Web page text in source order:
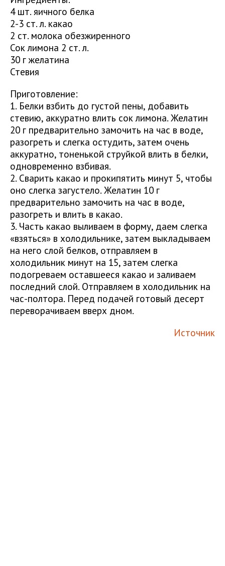
4 шт. яичного белка
2-3 ст. л. какао
2 ст. молока обезжиренного
Сок лимона 2 ст. л.
30 г желатина
Стевия
Приготовление:
1. Белки взбить до густой пены, добавить
стевию, аккуратно влить сок лимона. Желатин
20 г предварительно замочить на час в воде,
разогреть и слегка остудить, затем очень
аккуратно, тоненькой струйкой влить в белки,
одновременно взбивая.
2. Сварить какао и прокипятить минут 5, чтобы
оно слегка загустело. Желатин 10 г
предварительно замочить на час в воде,
разогреть и влить в какао.
3. Часть какао выливаем в форму, даем слегка
«взяться» в холодильнике, затем выкладываем
на него слой белков, отправляем в
холодильник минут на 15, затем слегка
подогреваем оставшееся какао и заливаем
последний слой. Отправляем в холодильник на
час-полтора. Перед подачей готовый десерт
переворачиваем вверх дном.
Источник